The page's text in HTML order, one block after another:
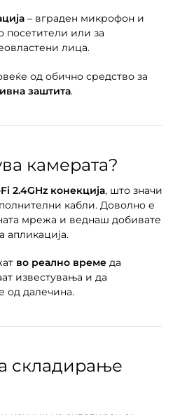
– вграден микрофон и
посетители или за
лица.
од обично средство за
заштита.
камерата?
2.4GHz конекција, што значи
кабли. Доволно е
мрежа и веднаш добивате
апликација.
во реално време да
известувања и да
од далечина.
складирање